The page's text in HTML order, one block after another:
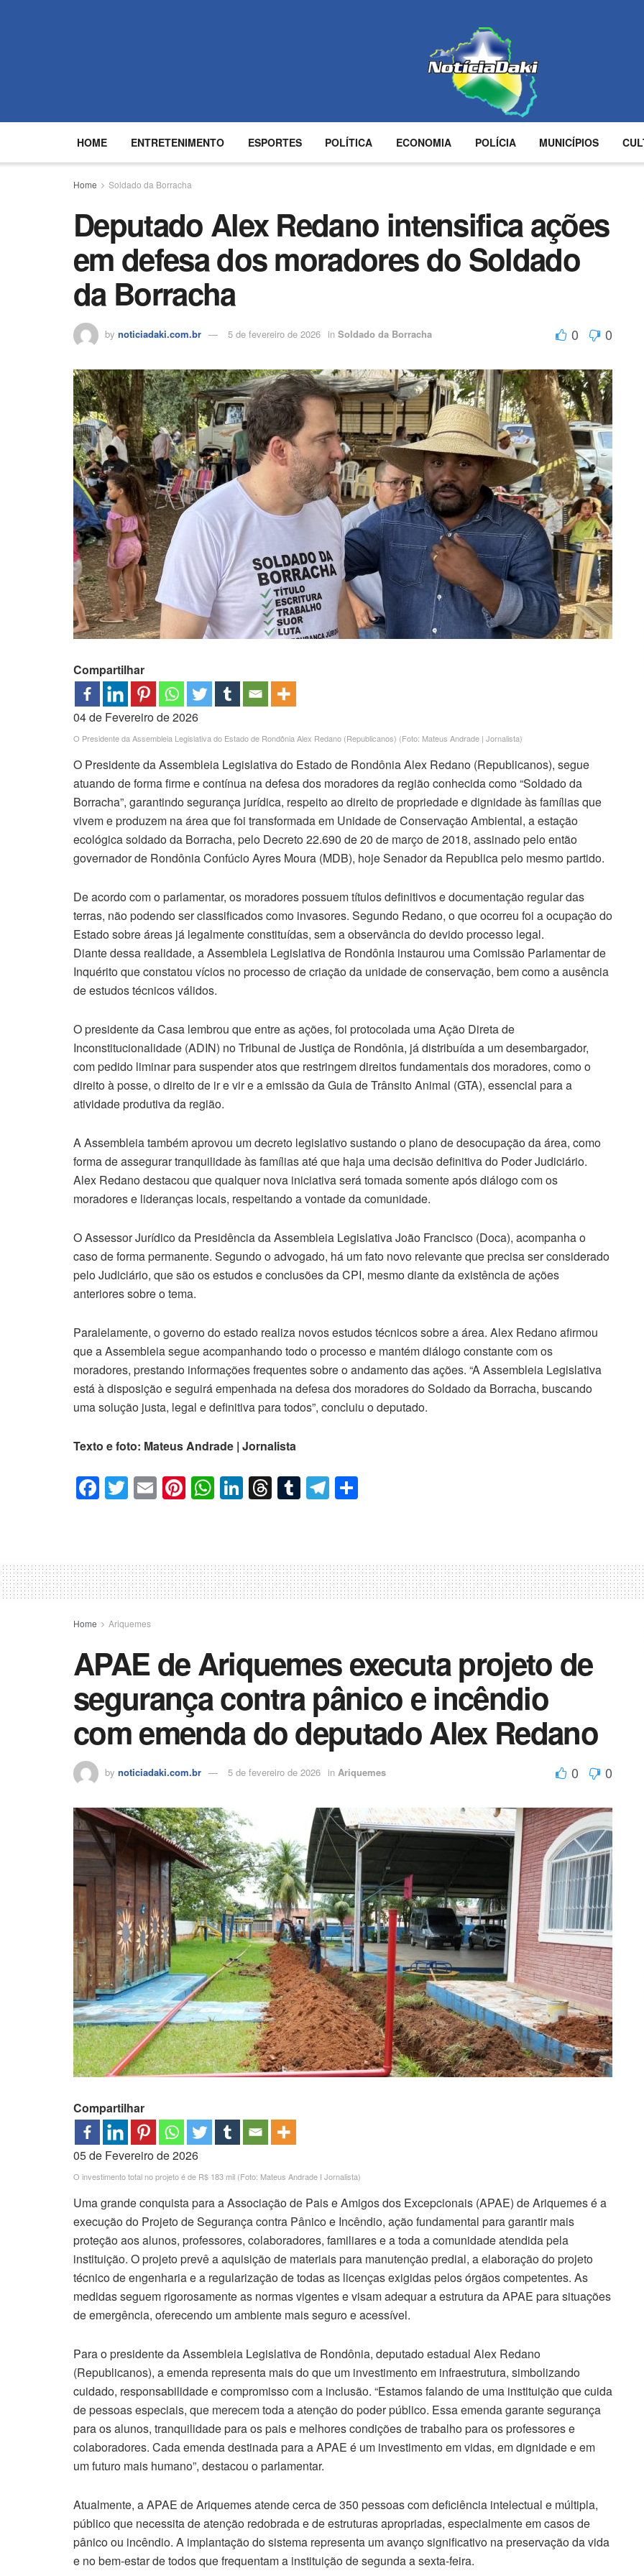
HOME ENTRETENIMENTO ESPORTES POLÍTICA ECONOMIA POLÍCIA MUNICÍPIOS
Home Soldado da Borracha
Deputado Alex Redano intensifica ações
em defesa dos moradores do Soldado
da Borracha
by noticiadaki.com.br 5 de fevereiro de 2026 in Soldado da Borracha 0 0
Compartilhar
04 de Fevereiro de 2026
O Presidente da Assembleia Legislativa do Estado de Rondônia Alex Redano (Republicanos) (Foto: Mateus Andrade | Jornalista)
O Presidente da Assembleia Legislativa do Estado de Rondônia Alex Redano (Republicanos), segue
atuando de forma firme e contínua na defesa dos moradores da região conhecida como “Soldado da
Borracha”, garantindo segurança jurídica, respeito ao direito de propriedade e dignidade às famílias que
vivem e produzem na área que foi transformada em Unidade de Conservação Ambiental, a estação
ecológica soldado da Borracha, pelo Decreto 22.690 de 20 de março de 2018, assinado pelo então
governador de Rondônia Confúcio Ayres Moura (MDB), hoje Senador da Republica pelo mesmo partido.
De acordo com o parlamentar, os moradores possuem títulos definitivos e documentação regular das
terras, não podendo ser classificados como invasores. Segundo Redano, o que ocorreu foi a ocupação do
Estado sobre áreas já legalmente constituídas, sem a observância do devido processo legal.
Diante dessa realidade, a Assembleia Legislativa de Rondônia instaurou uma Comissão Parlamentar de
Inquérito que constatou vícios no processo de criação da unidade de conservação, bem como a ausência
de estudos técnicos válidos.
O presidente da Casa lembrou que entre as ações, foi protocolada uma Ação Direta de
Inconstitucionalidade (ADIN) no Tribunal de Justiça de Rondônia, já distribuída a um desembargador,
com pedido liminar para suspender atos que restringem direitos fundamentais dos moradores, como o
direito à posse, o direito de ir e vir e a emissão da Guia de Trânsito Animal (GTA), essencial para a
atividade produtiva da região.
A Assembleia também aprovou um decreto legislativo sustando o plano de desocupação da área, como
forma de assegurar tranquilidade às famílias até que haja uma decisão definitiva do Poder Judiciário.
Alex Redano destacou que qualquer nova iniciativa será tomada somente após diálogo com os
moradores e lideranças locais, respeitando a vontade da comunidade.
O Assessor Jurídico da Presidência da Assembleia Legislativa João Francisco (Doca), acompanha o
caso de forma permanente. Segundo o advogado, há um fato novo relevante que precisa ser considerado
pelo Judiciário, que são os estudos e conclusões da CPI, mesmo diante da existência de ações
anteriores sobre o tema.
Paralelamente, o governo do estado realiza novos estudos técnicos sobre a área. Alex Redano afirmou
que a Assembleia segue acompanhando todo o processo e mantém diálogo constante com os
moradores, prestando informações frequentes sobre o andamento das ações. “A Assembleia Legislativa
está à disposição e seguirá empenhada na defesa dos moradores do Soldado da Borracha, buscando
uma solução justa, legal e definitiva para todos”, concluiu o deputado.
Texto e foto: Mateus Andrade | Jornalista
F
a
e
b
o
o
k
T
wi
er
E
m
Pi
nt
e
st
W
h
s
A
p
Li
n
e
dI
n
T
hr
a
d
s
T
u
bl
r
T
el
gr
a
m
p
ar
til
Home Ariquemes
APAE de Ariquemes executa projeto de
segurança contra pânico e incêndio
com emenda do deputado Alex Redano
by noticiadaki.com.br 5 de fevereiro de 2026 in Ariquemes 0 0
Compartilhar
05 de Fevereiro de 2026
O investimento total no projeto é de R$ 183 mil (Foto: Mateus Andrade I Jornalista)
Uma grande conquista para a Associação de Pais e Amigos dos Excepcionais (APAE) de Ariquemes é a
execução do Projeto de Segurança contra Pânico e Incêndio, ação fundamental para garantir mais
proteção aos alunos, professores, colaboradores, familiares e a toda a comunidade atendida pela
instituição. O projeto prevê a aquisição de materiais para manutenção predial, a elaboração do projeto
técnico de engenharia e a regularização de todas as licenças exigidas pelos órgãos competentes. As
medidas seguem rigorosamente as normas vigentes e visam adequar a estrutura da APAE para situações
de emergência, oferecendo um ambiente mais seguro e acessível.
Para o presidente da Assembleia Legislativa de Rondônia, deputado estadual Alex Redano
(Republicanos), a emenda representa mais do que um investimento em infraestrutura, simbolizando
cuidado, responsabilidade e compromisso com a inclusão. “Estamos falando de uma instituição que cuida
de pessoas especiais, que merecem toda a atenção do poder público. Essa emenda garante segurança
para os alunos, tranquilidade para os pais e melhores condições de trabalho para os professores e
colaboradores. Cada emenda destinada para a APAE é um investimento em vidas, em dignidade e em
um futuro mais humano”, destacou o parlamentar.
Atualmente, a APAE de Ariquemes atende cerca de 350 pessoas com deficiência intelectual e múltipla,
público que necessita de atenção redobrada e de estruturas apropriadas, especialmente em casos de
pânico ou incêndio. A implantação do sistema representa um avanço significativo na preservação da vida
e no bem-estar de todos que frequentam a instituição de segunda a sexta-feira.